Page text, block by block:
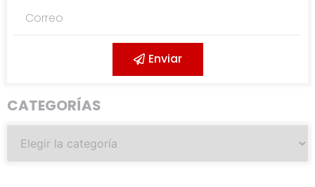
Enviar
CATEGORÍAS